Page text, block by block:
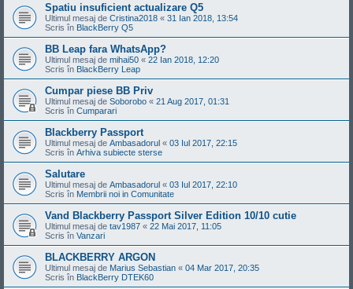
Spatiu insuficient actualizare Q5
Ultimul mesaj de Cristina2018 « 31 Ian 2018, 13:54
Scris în BlackBerry Q5
BB Leap fara WhatsApp?
Ultimul mesaj de mihai50 « 22 Ian 2018, 12:20
Scris în BlackBerry Leap
Cumpar piese BB Priv
Ultimul mesaj de Soborobo « 21 Aug 2017, 01:31
Scris în Cumparari
Blackberry Passport
Ultimul mesaj de Ambasadorul « 03 Iul 2017, 22:15
Scris în Arhiva subiecte sterse
Salutare
Ultimul mesaj de Ambasadorul « 03 Iul 2017, 22:10
Scris în Membrii noi in Comunitate
Vand Blackberry Passport Silver Edition 10/10 cutie
Ultimul mesaj de tav1987 « 22 Mai 2017, 11:05
Scris în Vanzari
BLACKBERRY ARGON
Ultimul mesaj de Marius Sebastian « 04 Mar 2017, 20:35
Scris în BlackBerry DTEK60